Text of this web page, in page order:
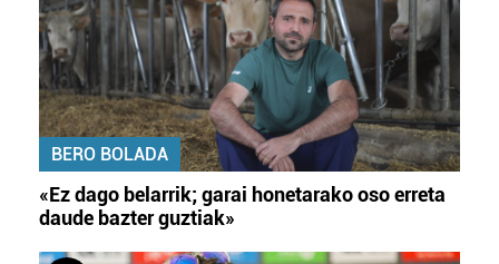
BERO BOLADA
«Ez dago belarrik; garai honetarako oso erreta
daude bazter guztiak»